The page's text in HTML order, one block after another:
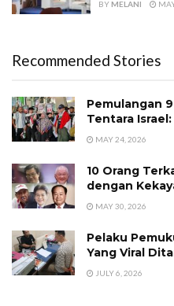
BY MELANI
Recommended Stories
Pemulangan
Tentara
MAY 24, 2026
10 Orang
dengan
MAY 30, 2026
Pelaku
Yang Viral
JULY 6, 2026